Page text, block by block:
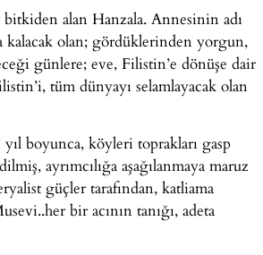
bitkiden alan Hanzala.Annesinin adı
kalacak olan; gördüklerinden yorgun,
günlere; eve, Filistin’e dönüşe dair
tüm dünyayı selamlayacak olan
boyunca, köyleri toprakları gasp
ayrımcılığa aşağılanmaya maruz
güçler tarafından, katliama
bir acının tanığı, adeta